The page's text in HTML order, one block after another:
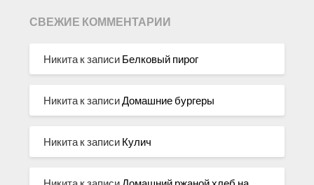
СВЕЖИЕ КОММЕНТАРИИ
Никита к записи Белковый пирог
Никита к записиДомашние бургеры
Никита к записи Кулич